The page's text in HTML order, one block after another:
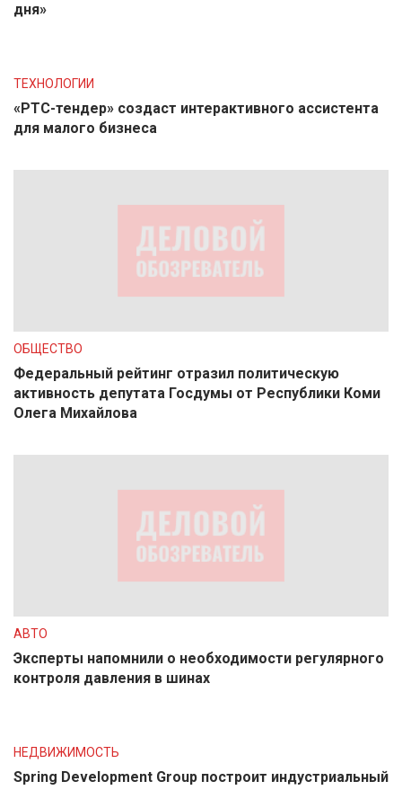
дня»
ТЕХНОЛОГИИ
«РТС-тендер» создаст интерактивного ассистента
для малого бизнеса
ОБЩЕСТВО
Федеральный рейтинг отразил политическую
активность депутата Госдумы от Республики Коми
Олега Михайлова
АВТО
Эксперты напомнили о необходимости регулярного
контроля давления в шинах
НЕДВИЖИМОСТЬ
Spring Development Group построит индустриальный